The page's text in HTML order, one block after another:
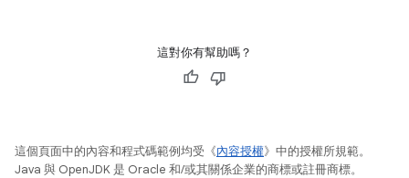
這對你有幫助嗎？
這個頁面中的內容和程式碼範例均受《內容授權》中的授權所規範。
Java 與 OpenJDK 是 Oracle 和/或其關係企業的商標或註冊商標。